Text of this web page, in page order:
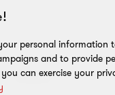
Prénom*
personal information
and to provide
can exercise your